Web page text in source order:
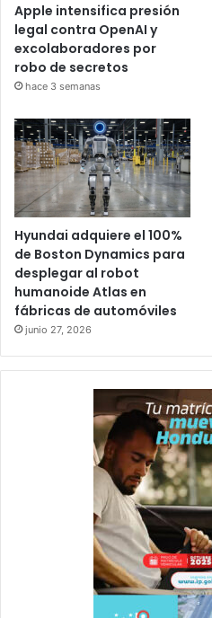
Apple intensifica presión
legal contra OpenAI y
excolaboradores por
robo de secretos
hace 3 semanas
Hyundai adquiere el 100%
de Boston Dynamics para
desplegar al robot
humanoide Atlas en
fábricas de automóviles
junio 27, 2026